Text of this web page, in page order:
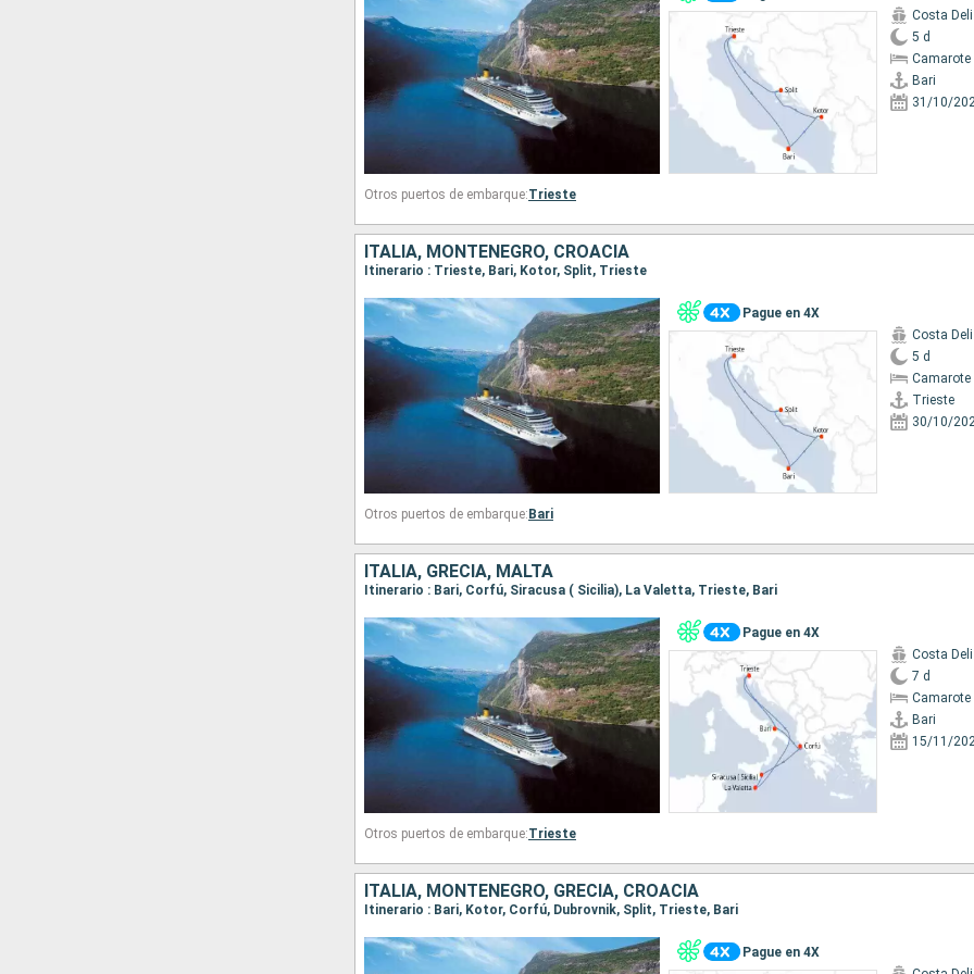
Costa
5 d
Bari
31/10/
Otros puertos de embarque:Trieste
ITALIA, MONTENEGRO, CROACIA
Itinerario : Trieste, Bari, Kotor, Split, Trieste
Pague en 4X
Costa
5 d
Trieste
30/10/
Otros puertos de embarque: Bari
ITALIA, GRECIA, MALTA
Itinerario : Bari, Corfú, Siracusa ( Sicilia), La Valetta, Trieste, Bari
Pague en 4X
Costa
7 d
Bari
15/11/
Otros puertos de embarque:Trieste
ITALIA, MONTENEGRO, GRECIA, CROACIA
Itinerario : Bari, Kotor, Corfú, Dubrovnik, Split, Trieste, Bari
Pague en 4X